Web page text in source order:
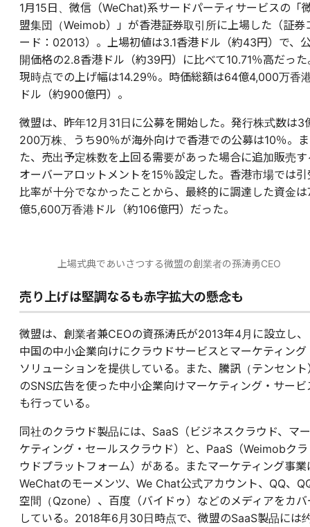
1月15日、微信（WeChat)系サードパーティサービスの「
盟集団（Weimob）」が香港証券取引所に上場した（証券
ード：02013）。上場初値は3.1香港ドル（約43円）で、
開価格の2.8香港ドル（約39円）に比べて10.71％高だった
現時点での上げ幅は14.29％。時価総額は64億4,000万香
ドル（約900億円）。
微盟は、昨年12月31日に公募を開始した。発行株式数は3
200万株、うち90％が海外向けで香港での公募は10％。ま
た、売出予定株数を上回る需要があった場合に追加販売す
オーバーアロットメントを15％設定した。香港市場では引
比率が十分でなかったことから、最終的に調達した資金は
億5,600万香港ドル（約106億円）だった。
上場式典であいさつする微盟の創業者の孫涛勇CEO
売り上げは堅調なるも赤字拡大の懸念も
微盟は、創業者兼CEOの資孫涛氏が2013年4月に設立し、
中国の中小企業向けにクラウドサービスとマーケティング
ソリューションを提供している。また、騰訊（テンセント
のSNS広告を使った中小企業向けマーケティング・サービ
も行っている。
同社のクラウド製品には、SaaS（ビジネスクラウド、マー
ケティング・セールスクラウド）と、PaaS（Weimobクラ
ウドプラットフォーム）がある。またマーケティング事業
WeChatのモーメンツ、We Chat公式アカウント、QQ、
空間（Qzone）、百度（バイドゥ）などのメディアをカバ
している。2018年6月30日時点で、微盟のSaaS製品には